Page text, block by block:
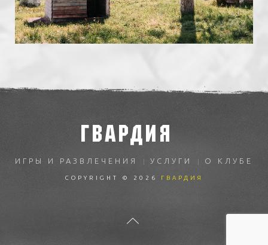
ГВАРДИЯ
ИГРЫ И РАЗВЛЕЧЕНИЯ УСЛУГИ О КЛУБЕ
COPYRIGHT © 2026 ГВАРДИЯ